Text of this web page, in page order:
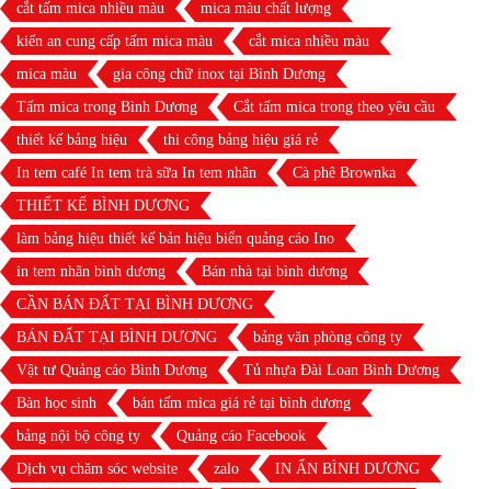
cắt tấm mica nhiều màu
mica màu chất lượng
kiến an cung cấp tấm mica màu
cắt mica nhiều màu
mica màu
gia công chữ inox tại Bình Dương
Tấm mica trong Bình Dương
Cắt tấm mica trong theo yêu cầu
thiết kế bảng hiệu
thi công bảng hiệu giá rẻ
In tem café In tem trà sữa In tem nhãn
Cà phê Brownka
THIẾT KẾ BÌNH DƯƠNG
làm bảng hiệu thiết kế bản hiệu biển quảng cáo Ino
in tem nhãn bình dương
Bán nhà tại bình dương
CẦN BÁN ĐẤT TẠI BÌNH DƯƠNG
BÁN ĐẤT TẠI BÌNH DƯƠNG
bảng văn phòng công ty
Vật tư Quảng cáo Bình Dương
Tủ nhựa Đài Loan Bình Dương
Bàn học sinh
bán tấm mica giá rẻ tại bình dương
bảng nội bộ công ty
Quảng cáo Facebook
Dịch vụ chăm sóc website
zalo
IN ẤN BÌNH DƯƠNG